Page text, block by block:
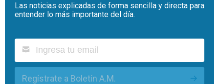
Las noticias explicadas de forma sencilla y directa para
entender lo más importante del día.
Regístrate a Boletín A.M.